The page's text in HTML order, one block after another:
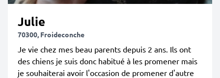
Julie
70300, Froideconche
Je vie chez mes beau parents depuis 2 ans. Ils ont
des chiens je suis donc habitué à les promener mais
je souhaiterai avoir l'occasion de promener d'autre